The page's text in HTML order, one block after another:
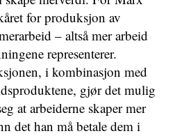
for produksjon av
– altså mer arbeid
representerer.
i kombinasjon med
gjør det mulig
at arbeiderne skaper mer
det han må betale dem i